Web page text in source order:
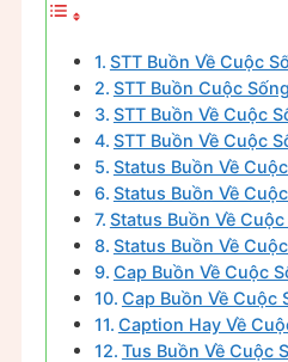
STT Buồn Về Cuộc
STT Buồn Cuộc Sống
STT Buồn Về Cuộc
STT Buồn Về Cuộc
Status Buồn Về
Status Buồn Về
Status Buồn Về
Status Buồn Về
Cap Buồn Về Cuộc
Cap Buồn Về Cuộc
Caption Hay Về
Tus Buồn Về Cuộc